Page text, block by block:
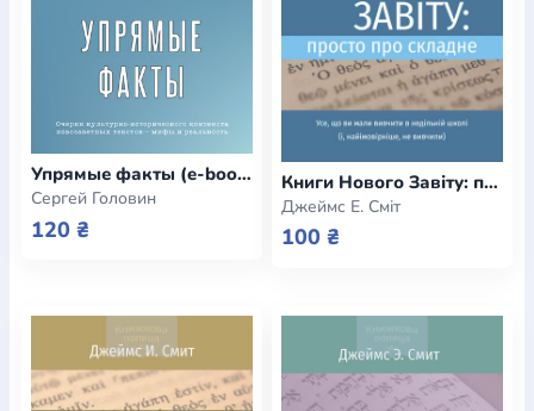
Упрямые факты (e-book)
Сергей Головин
120 ₴
Книги Нового Завіту: просто про складне (e-book)
Джеймс Е. Сміт
100 ₴